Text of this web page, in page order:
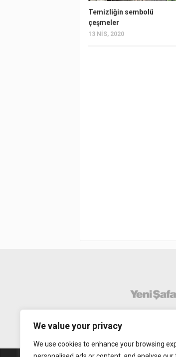
We value your privacy
We use cookies to enhance your browsing
Temizliğin sembolü
çeşmeler
13 NIS, 2020